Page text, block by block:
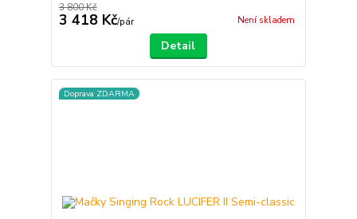
3 800 Kč
3 418 Kč/pár Není skladem
Detail
Doprava ZDARMA